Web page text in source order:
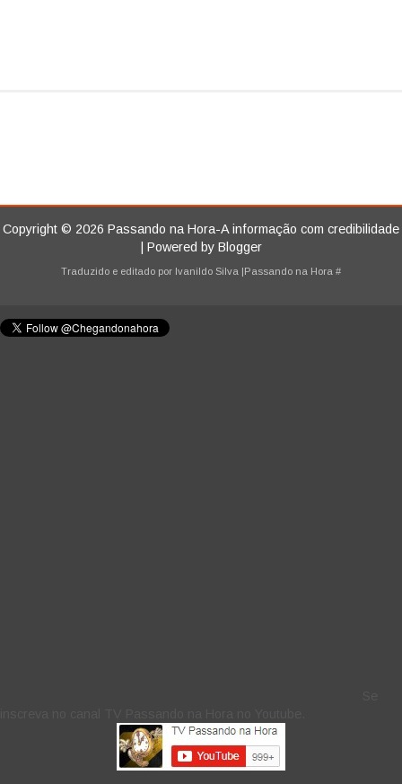
Copyright © 2026 Passando na Hora-A informação com credibilidade
| Powered by Blogger
Traduzido e editado por Ivanildo Silva |Passando na Hora #